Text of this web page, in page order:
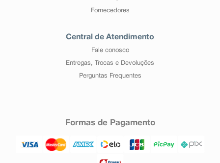
Fornecedores
Central de Atendimento
Fale conosco
Entregas, Trocas e Devoluções
Perguntas Frequentes
Formas de Pagamento